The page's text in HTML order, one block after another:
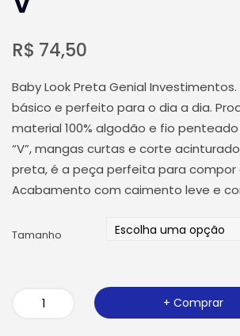
R$ 74,50
Baby Look Preta Genial
básico e perfeito para o dia a dia.
material 100% algodão e fio penteado
“V”, mangas curtas e corte
preta, é a peça perfeita para compor
Acabamento com caimento leve e
Tamanho
Comprar